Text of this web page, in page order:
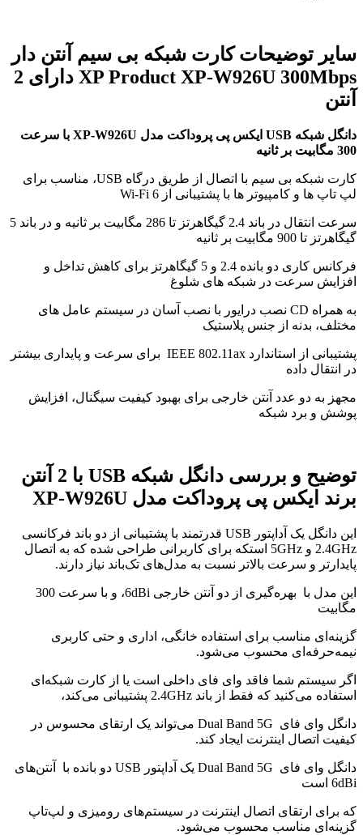
سایر توضیحاتکارت شبکه بی سیم آنتن دار
XP Product XP-W926U 300Mbps دارای 2
آنتن
دانگل شبکه USB ایکس پی پروداکت مدل XP-W926U با سرعت
300 مگابیت بر ثانیه
کارت شبکه بی سیم با اتصال از طریق درگاه USB، مناسب برای
لپ تاپ ها و کامپیوتر ها با پشتیبانی از Wi-Fi 6
سرعت انتقال در باند 2.4 گیگاهرتز تا 286 مگابیت بر ثانیه و در باند 5
گیگاهرتز تا 900 مگابیت بر ثانیه
فرکانس کاری دو بانده 2.4 و 5 گیگاهرتز برای کاهش تداخل و
افزایش سرعت در شبکه های شلوغ
به همراه CD نصب درایور با نصب آسان در سیستم عامل های
مختلف، بدنه از جنس پلاستیک
پشتیبانی از استاندارد IEEE 802.11ax برای سرعت و پایداری بیشتر
در انتقال داده
مجهز به دو عدد آنتن خارجی برای بهبود کیفیت سیگنال، افزایش
پوشش و برد شبکه
توضیح و بررسی
دانگل شبکه USB با 2 آنتن
برند ایکس پی پروداکت مدل XP-W926U
این دانگل یک آداپتور USB قدرتمند با پشتیبانی از دو باند فرکانسی
2.4GHz و 5GHz استکه برای کاربرانی طراحی شده که به اتصال
پایدارتر و سرعت بالاتر نسبت به مدل‌های تک‌باند نیاز دارند.
این مدل با بهره‌گیری از دو آنتن خارجی 6dBi، و با سرعت 300
مگابیت
گزینه‌ای مناسب برای استفاده خانگی، اداری و حتی کاربری
نیمه‌حرفه‌ای محسوب می‌شود.
اگر سیستم شما فاقد وای فای داخلی است یا از کارت شبکه‌ای
استفاده می‌کنید که فقط از باند 2.4GHz پشتیبانی می‌کند،
دانگل وای فای Dual Band 5G می‌تواند یک ارتقای محسوس در
کیفیت اتصال اینترنت ایجاد کند.
دانگل وای فای Dual Band 5G یک آداپتور USB دو بانده با آنتن‌های
6dBi است
که برای ارتقای اتصال اینترنت در سیستم‌های رومیزی و لپ‌تاپ
گزینه‌ای مناسب محسوب می‌شود.